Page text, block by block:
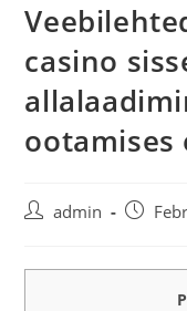
casino
ootamises
admin